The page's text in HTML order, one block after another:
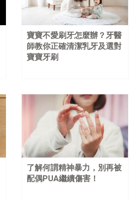
寶寶不愛刷牙怎麼辦？牙醫
師教你正確清潔乳牙及選對
寶寶牙刷
了解何謂精神暴力，別再被
配偶PUA繼續傷害！